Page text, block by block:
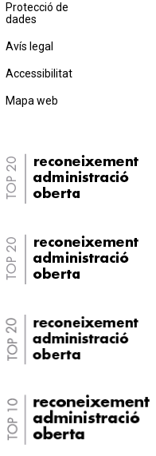
Protecció de
dades
Avís legal
Accessibilitat
Mapa web